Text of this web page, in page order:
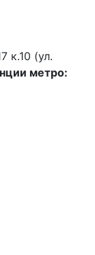
к.10 (ул.
метро: